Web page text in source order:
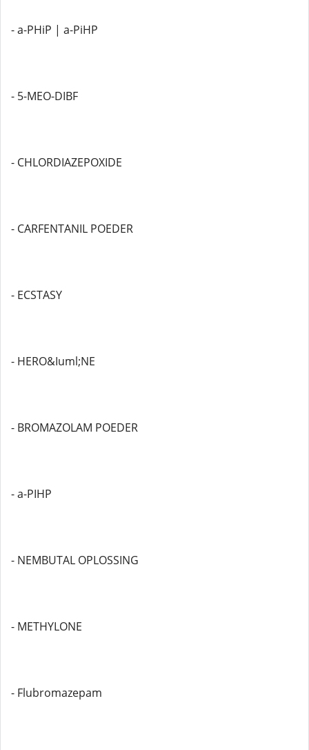
- a-PHiP | a-PiHP
- 5-MEO-DIBF
- CHLORDIAZEPOXIDE
- CARFENTANIL POEDER
- ECSTASY
- HERO&Iuml;NE
- BROMAZOLAM POEDER
- a-PIHP
- NEMBUTAL OPLOSSING
- METHYLONE
- Flubromazepam